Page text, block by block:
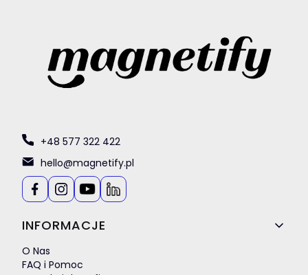
+48 577 322 422
hello@magnetify.pl
Linki w stopce
INFORMACJE
O Nas
FAQ i Pomoc